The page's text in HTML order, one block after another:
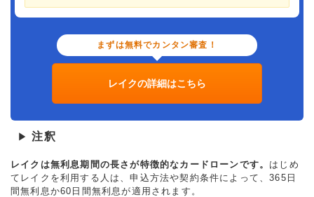
まずは無料でカンタン審査！
レイクの詳細はこちら
▶ 注釈
レイクは無利息期間の長さが特徴的なカードローンです。 はじめ
てレイクを利用する人は、申込方法や契約条件によって、365日
間無利息か60日間無利息が適用されます。